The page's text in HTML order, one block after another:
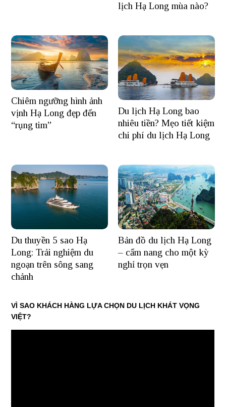
lịch Hạ Long mùa nào?
Chiêm ngưỡng hình ảnh
vịnh Hạ Long đẹp đến
“rụng tim”
Du lịch Hạ Long bao
nhiêu tiền? Mẹo tiết kiệm
chi phí du lịch Hạ Long
Du thuyền 5 sao Hạ
Long: Trải nghiệm du
ngoạn trên sông sang
chảnh
Bản đồ du lịch Hạ Long
– cẩm nang cho một kỳ
nghỉ trọn vẹn
VÌ SAO KHÁCH HÀNG LỰA CHỌN DU LỊCH KHÁT VỌNG
VIỆT?